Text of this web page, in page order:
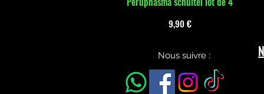
Prix
9,90 €
Nous suivre :